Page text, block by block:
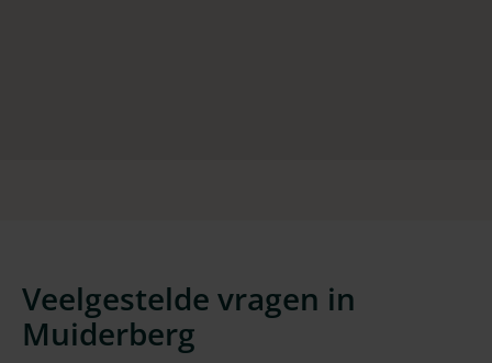
Veelgestelde vragen in
Muiderberg